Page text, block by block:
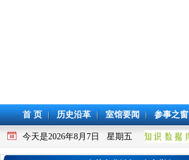
首 页 历史沿革 室馆要闻 参事之窗
今天是2026年8月7日 星期五